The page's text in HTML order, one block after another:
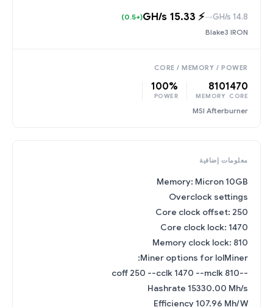
14.8 GH/s
→
⚡️ 15.33 GH/s
(+0.5)
Blake3 IRON
CORE / MEMORY / POWER
1470
CORE
810
MEMORY
100%
POWER
MSI Afterburner
معلومات إضافية
Memory: Micron 10GB
Overclock settings
Core clock offset: 250
Core clock lock: 1470
Memory clock lock: 810
Miner options for lolMiner:
--coff 250 --cclk 1470 --mclk 810
Hashrate 15330.00 Mh/s
Efficiency 107.96 Mh/W